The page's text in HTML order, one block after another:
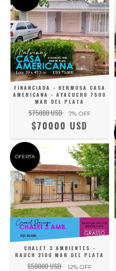
FINANCIADA - HERMOSA CASA
AMERICANA - AYACUCHO 7500
MAR DEL PLATA
$75000 USD 7% OFF
$70000 USD
OFERTA
CHALET 3 AMBIENTES -
RAUCH 2100 MAR DEL PLATA
$50000 USD 12% OFF